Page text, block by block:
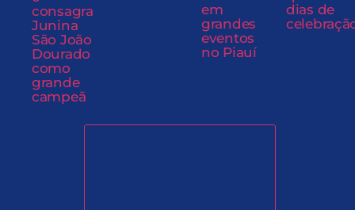
consagra
Junina
São João
Dourado
como
grande
campeã
em
grandes
eventos
no Piauí
dias de